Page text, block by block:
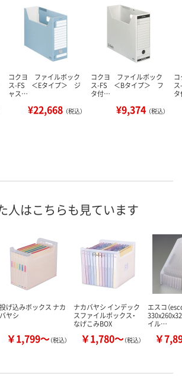
コクヨ ファイルボック
ス-FS ＜Eタイプ＞ ジ
ャス…
¥22,668 （税込）
コクヨ ファイルボック
ス-FS ＜Bタイプ＞ フ
タ付…
¥9,374 （税込）
人はこちらも見ています
投げ込みボックス ナカ
バヤシ
￥1,799～（税込）
ナカバヤシ インデック
スファイルボックス・
なげこみBOX
￥1,780～（税込）
エスコ（
イル…
￥